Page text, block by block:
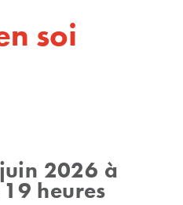
soi
2026 à
heures